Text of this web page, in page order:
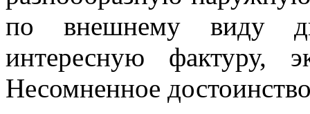
по внешнему виду
интересную фактуру,
Несомненное